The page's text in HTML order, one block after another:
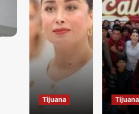
Tijuana Tijuana